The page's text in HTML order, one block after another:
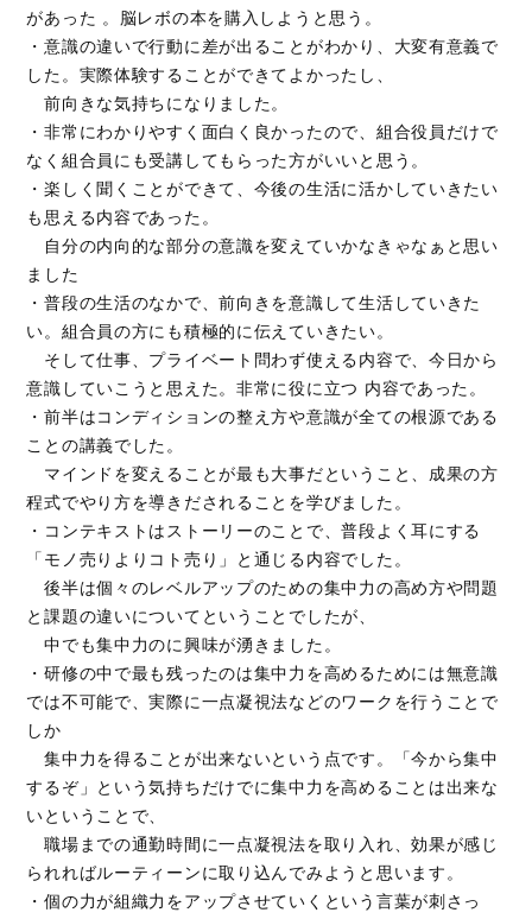
があった 。脳レボの本を購入しようと思う。
・意識の違いで行動に差が出ることがわかり、大変有意義で
した。実際体験することができてよかったし、
前向きな気持ちになりました。
・非常にわかりやすく面白く良かったので、組合役員だけで
なく組合員にも受講してもらった方がいいと思う。
・楽しく聞くことができて、今後の生活に活かしていきたい
も思える内容であった。
自分の内向的な部分の意識を変えていかなきゃなぁと思い
ました
・普段の生活のなかで、前向きを意識して生活していきた
い。組合員の方にも積極的に伝えていきたい。
そして仕事、プライベート問わず使える内容で、今日から
意識していこうと思えた。非常に役に立つ 内容であった。
・前半はコンディションの整え方や意識が全ての根源である
ことの講義でした。
マインドを変えることが最も大事だということ、成果の方
程式でやり方を導きだされることを学びました。
・コンテキストはストーリーのことで、普段よく耳にする
「モノ売りよりコト売り」と通じる内容でした。
後半は個々のレベルアップのための集中力の高め方や問題
と課題の違いについてということでしたが、
中でも集中力のに興味が湧きました。
・研修の中で最も残ったのは集中力を高めるためには無意識
では不可能で、実際に一点凝視法などのワークを行うことで
しか
集中力を得ることが出来ないという点です。「今から集中
するぞ」という気持ちだけでに集中力を高めることは出来な
いということで、
職場までの通勤時間に一点凝視法を取り入れ、効果が感じ
られればルーティーンに取り込んでみようと思います。
・個の力が組織力をアップさせていくという言葉が刺さっ